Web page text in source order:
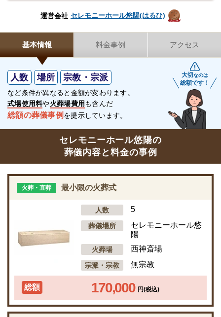
運営会社 セレモニーホール悠陽(はるひ)
基本情報 料金事例 アクセス
人数 場所 宗教・宗派
など条件が異なると金額が変わります。
式場使用料や火葬場費用 も含んだ
総額の葬儀事例 を提示しています。
大切なのは
総額です！
セレモニーホール悠陽の
葬儀内容と料金の事例
火葬・直葬 最小限の火葬式
人数 5
葬儀場所
セレモニーホール悠
陽
火葬場 西神斎場
宗派・宗教 無宗教
総額 170,000 円(税込)